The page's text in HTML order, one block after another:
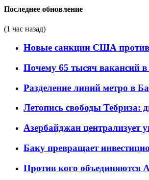
Последнее обновление
(1 час назад)
Новые санкции США против
Почему 65 тысяч вакансий
Разделение линий метро в
Летопись свободы Тебриза:
Азербайджан централизует
Баку превращает
Против кого объединяются